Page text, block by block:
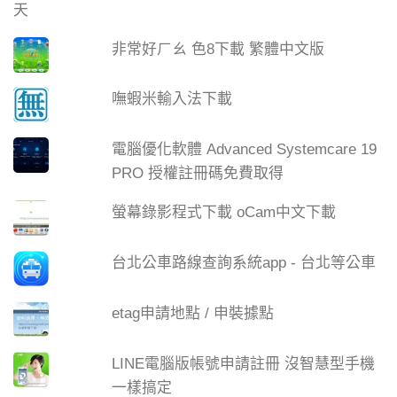
非常好ㄏㄠ 色8下載 繁體中文版
嘸蝦米輸入法下載
電腦優化軟體 Advanced Systemcare 19
PRO 授權註冊碼免費取得
螢幕錄影程式下載 oCam中文下載
台北公車路線查詢系統app - 台北等公車
etag申請地點 / 申裝據點
LINE電腦版帳號申請註冊 沒智慧型手機
一樣搞定